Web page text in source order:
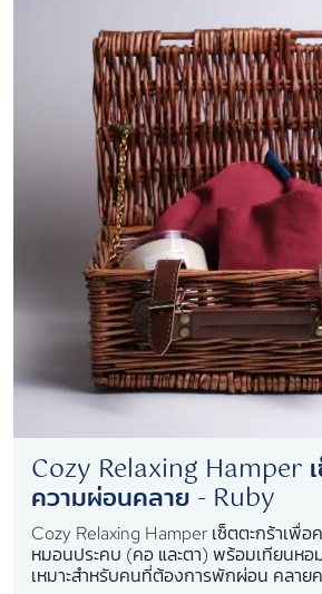
Cozy Relaxing Hamper เ
ความผ่อนคลาย - Ruby
Cozy Relaxing Hamper เซ็ตตะกร้าเพื่
หมอนประคบ (คอ และตา) พร้อมเทียนหอ
เหมาะสำหรับคนที่ต้องการพักผ่อน คลาย